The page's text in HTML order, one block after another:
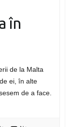
în
de la Malta
ei, în alte
de a face.